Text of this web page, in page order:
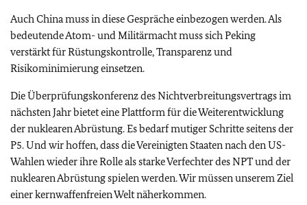
Auch China muss in diese Gespräche einbezogen werden. Als
bedeutende Atom- und Militärmacht muss sich Peking
verstärkt für Rüstungskontrolle, Transparenz und
Risikominimierung einsetzen.
Die Überprüfungskonferenz des Nichtverbreitungsvertrags im
nächsten Jahr bietet eine Plattform für die Weiterentwicklung
der nuklearen Abrüstung. Es bedarf mutiger Schritte seitens der
P5. Und wir hoffen, dass die Vereinigten Staaten nach den US-
Wahlen wieder ihre Rolle als starke Verfechter des NPT und der
nuklearen Abrüstung spielen werden. Wir müssen unserem Ziel
einer kernwaffenfreien Welt näherkommen.